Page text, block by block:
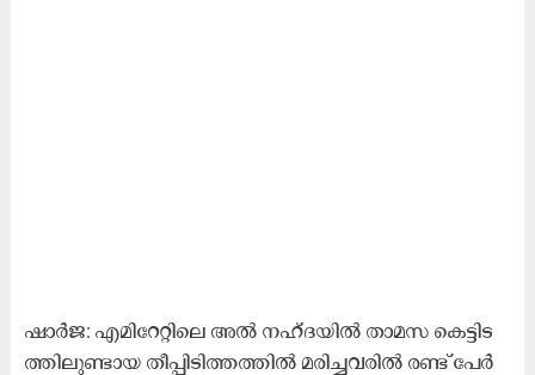
ഷാ​ർ​ജ: എ​മി​റേ​റ്റി​ലെ അ​ൽ ന​ഹ്​​ദ​യി​ൽ താ​മ​സ കെ​ട്ടി​ട​
ത്തി​ലു​ണ്ടാ​യ തീ​പ്പി​ടി​ത്ത​ത്തി​ൽ മ​രി​ച്ച​വ​രി​ൽ ര​ണ്ട്​ പേ​ർ